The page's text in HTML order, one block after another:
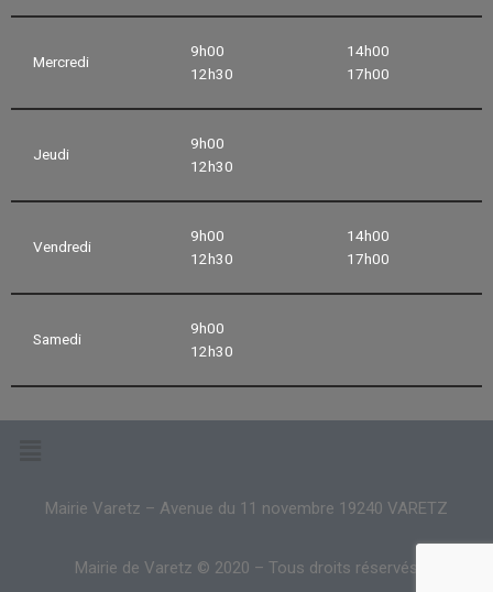
Mercredi
9h00
12h30
14h00
17h00
Jeudi
9h00
12h30
Vendredi
9h00
12h30
14h00
17h00
Samedi
9h00
12h30
Mairie Varetz – Avenue du 11 novembre 19240 VARETZ
Mairie de Varetz © 2020 – Tous droits réservés